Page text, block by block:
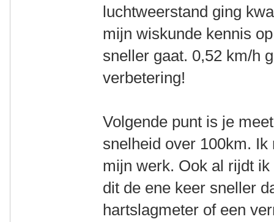
luchtweerstand ging
mijn wiskunde kennis
sneller gaat. 0,52 km/h
verbetering!
Volgende punt is je
snelheid over 100km.
mijn werk. Ook al rijdt
dit de ene keer sneller
hartslagmeter of een